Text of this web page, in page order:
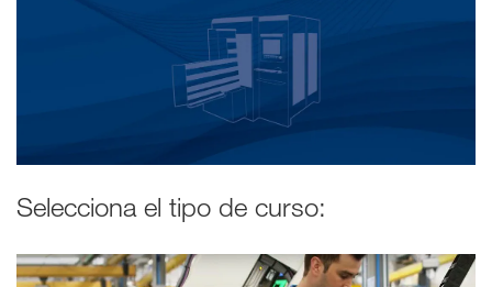
Selecciona el tipo de curso: